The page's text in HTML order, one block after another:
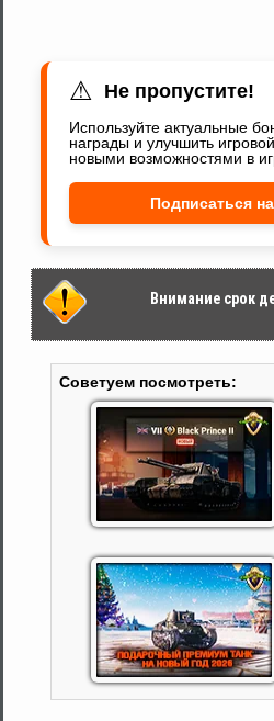
⚠ Не пропустите!
Используйте актуальные
награды и улучшить
новыми возможностями в
Подписаться
Внимание срок
Советуем посмотреть: